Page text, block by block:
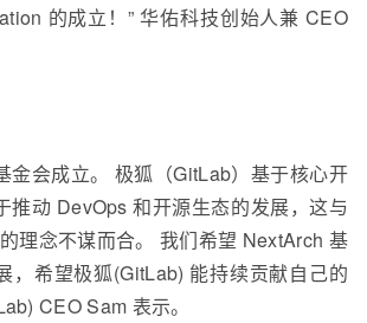
的成立！” 华佑科技创始人兼 CEO
金会成立。 极狐（GitLab）基于核心开
推动 DevOps 和开源生态的发展，这与
理念不谋而合。 我们希望 NextArch 基
，希望极狐(GitLab) 能持续贡献自己的
CEOSam 表示。